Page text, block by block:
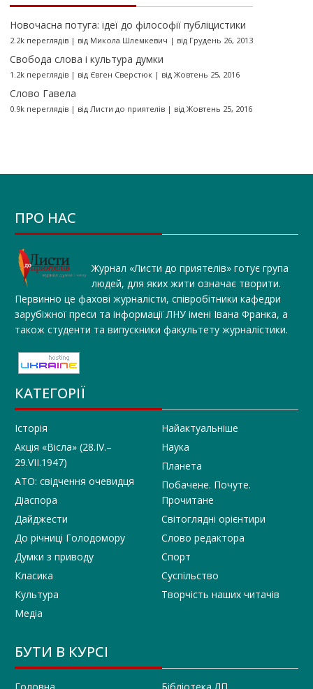
Новочасна потуга: ідеї до філософії публіцистики
2.2k переглядів| від Микола Шлемкевич | від Грудень 26, 2013
Свобода слова і культура думки
1.2k переглядів| від Євген Сверстюк| від Жовтень 25, 2016
Слово Гавела
0.9k переглядів| від Листи до приятелів| від Жовтень 25, 2016
ПРО НАС
Журнал «Листи до приятелів» готує група
людей, для яких жити означає творити.
Первинно це фахові журналісти, співробітники кафедри
зарубіжної преси та інформації ЛНУ імені Івана Франка, а
також студенти та випускники факультету журналістики.
КАТЕГОРІЇ
Історія
Акція «Вісла» (28.IV.–
29.VII.1947)
АТО: свідчення очевидця
Діаспора
Дайджести
До річниці Голодомору
Думки з приводу
Класика
Культура
Медіа
Найактуальніше
Наука
Планета
Побачене. Почуте.
Прочитане
Світоглядні орієнтири
Слово редактора
Спорт
Суспільство
Творчість наших читачів
БУТИ В КУРСІ